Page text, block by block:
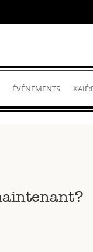
ÉVÉNEMENTS